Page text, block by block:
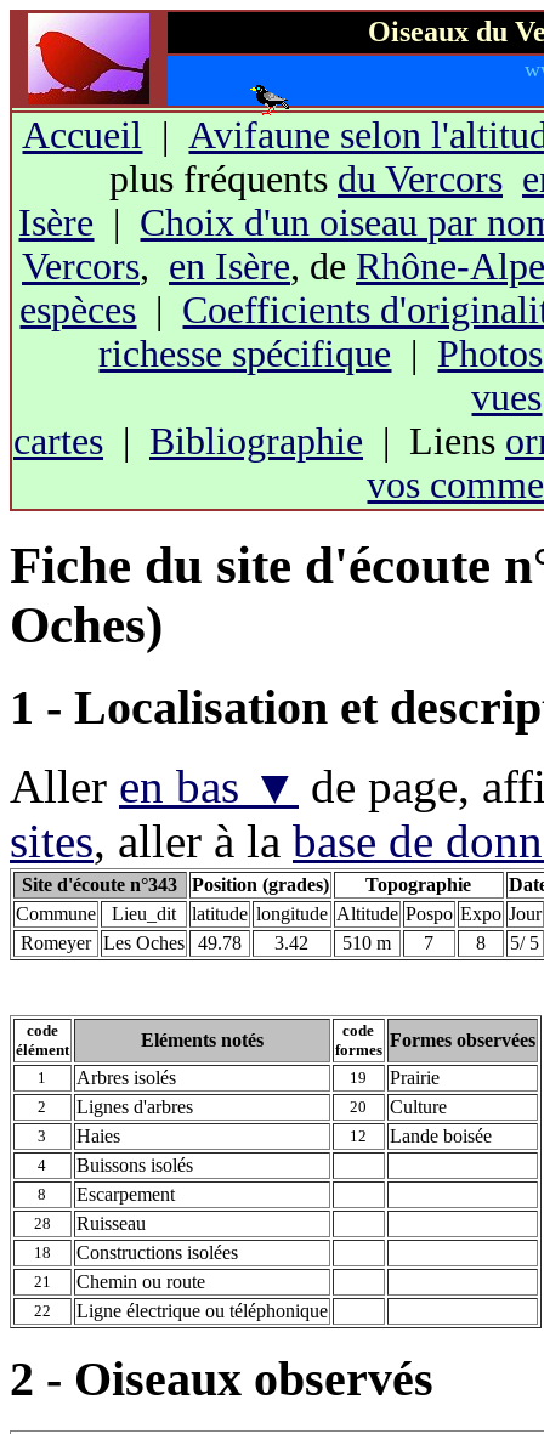
Oiseaux du
Accueil |Avifaune selon
plus fréquents du Vercors
Isère | Choix d'un oiseau par
Vercors, en Isère, de Rhône-
espèces | Coefficients
richesse spécifique | Photos
vues
cartes | Bibliographie | Liens
vos
Fiche du site d'écoute
Oches)
1 - Localisation et
Aller en bas ▼ de page,
sites, aller à la base de
Site d'écoute n°343 Position (grades) Topographie
Commune
Lieu_dit latitude longitude Altitude Pospo Expo Jour
Romeyer Les Oches 49.78 3.42 510 m 7 8 5/ 5
code
élément
Eléments notés
code
formes Formes observées
1 Arbres isolés 19 Prairie
2 Lignes d'arbres 20 Culture
3 Haies 12 Lande boisée
4 Buissons isolés
8 Escarpement
28 Ruisseau
18 Constructions isolées
21 Chemin ou route
22 Ligne électrique ou téléphonique
2 - Oiseaux observés